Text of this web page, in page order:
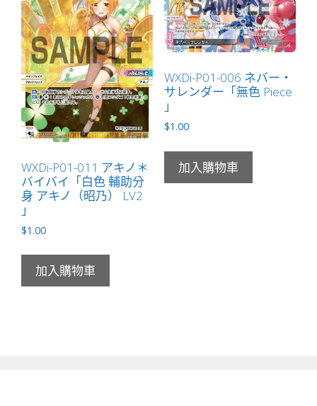
WXDi-P01-011 アキノ＊
バイバイ「白色 輔助分
身 アキノ（昭乃） LV2
」
$1.00
加入購物車
WXDi-P01-006 ネバー・
サレンダー「無色 Piece
」
$1.00
加入購物車